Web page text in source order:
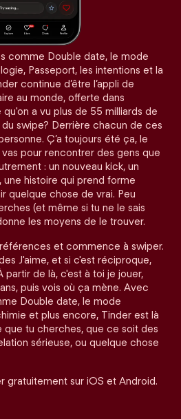
comme Double date, le mode
Passeport, les intentions et la
continue d’être l’appli de
au monde, offerte dans
a vu plus de 55 milliards de
swipe? Derrière chacun de ces
Ç’a toujours été ça, le
vas pour rencontrer des gens que
: un nouveau kick, un
histoire qui prend forme
quelque chose de vrai. Peu
(et même si tu ne le sais
les moyens de le trouver.
et commence à swiper.
J'aime, et si c'est réciproque,
partir de là, c'est à toi je jouer,
puis vois où ça mène. Avec
Double date, le mode
et plus encore, Tinder est là
que tu cherches, que ce soit des
sérieuse, ou quelque chose
gratuitement sur iOS et Android.